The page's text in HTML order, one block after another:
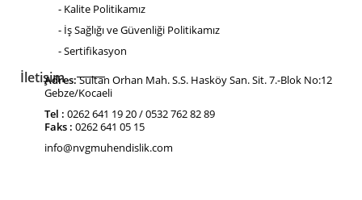
- Kalite Politikamız
- İş Sağlığı ve Güvenliği Politikamız
- Sertifikasyon
İletişim
Adres:Sultan Orhan Mah. S.S. Hasköy San. Sit. 7.-Blok No:12
Gebze/Kocaeli
Tel : 0262 641 19 20 / 0532 762 82 89
Faks : 0262 641 05 15
info@nvgmuhendislik.com